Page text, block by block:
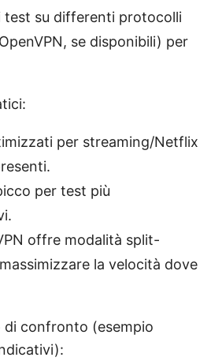
test su differenti protocolli
se disponibili) per
per streaming/Netflix
per test più
offre modalità split-
la velocità dove
di confronto (esempio